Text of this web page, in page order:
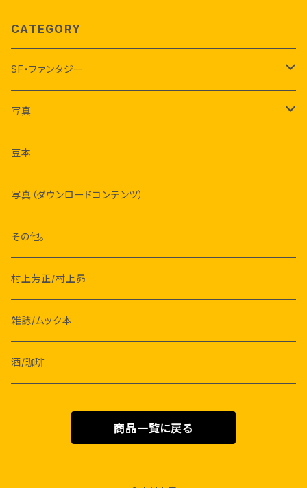
CATEGORY
SF・ファンタジー
アーシュラ・K・ル＝グウィン
ジェイムズ・ティプトリー・ジュニア
星新一
フィリップ・K・ディック
写真
荒木経惟
藤原新也
川内倫子
星野道夫
豆本
写真（ダウンロードコンテンツ）
その他。
村上芳正/村上昴
雑誌/ムック本
酒/珈琲
商品一覧に戻る